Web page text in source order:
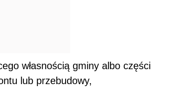
własnością gminy albo części
lub przebudowy,